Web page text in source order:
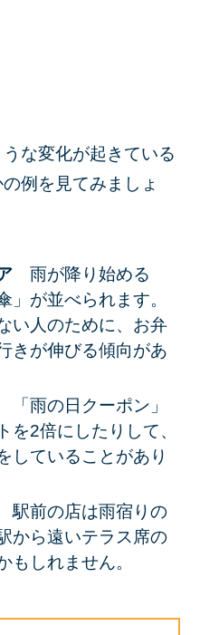
な変化が起きている
例を見てみましょ
雨が降り始める
」が並べられます。
い人のために、お弁
きが伸びる傾向があ
「雨の日クーポン」
を2倍にしたりして、
していることがあり
駅前の店は雨宿りの
から遠いテラス席の
もしれません。